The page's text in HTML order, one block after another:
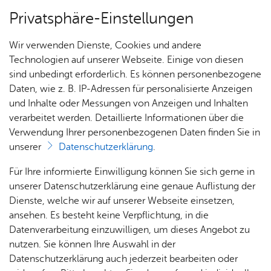
Über­sicht Bür­ger & Stadt
Rat­
haus &
Bür­
ger­
ser­vice
Rat­
häu­ser
Nach­
rich­
ten,
Vi­de­os
& Bil­
der
Me­di­
Jobs
Stel­
len­an­
ge­bo­te
Aus­bil­
dung &
Stu­di­
Bauen
& Um­
welt
Geo­
da­ten
Ge­
sund­
heit &
kum
Dienst­leis­tun­gen A–Z
Vor­le­sen
Orts­ver­än­der­li­che Schieß­
stät­te - Er­laub­nis für Be­trieb
be­an­tra­gen
Wenn Sie eine ortsveränderliche Anlage, die dem
Schießsport oder sonstigen Schießübungen mit
Privatsphäre-Einstellungen
Wir verwenden Dienste, Cookies und andere
Technologien auf unserer Webseite. Einige von diesen
sind unbedingt erforderlich. Es können personenbezogene
Daten, wie z. B. IP-Adressen für personalisierte Anzeigen
und Inhalte oder Messungen von Anzeigen und Inhalten
verarbeitet werden. Detaillierte Informationen über die
Verwendung Ihrer personenbezogenen Daten finden Sie in
unserer
Datenschutzerklärung.
Für Ihre informierte Einwilligung können Sie sich gerne in
unserer Datenschutzerklärung eine genaue Auflistung der
Dienste, welche wir auf unserer Webseite einsetzen,
ansehen. Es besteht keine Verpflichtung, in die
Datenverarbeitung einzuwilligen, um dieses Angebot zu
nutzen. Sie können Ihre Auswahl in der
Datenschutzerklärung auch jederzeit bearbeiten oder